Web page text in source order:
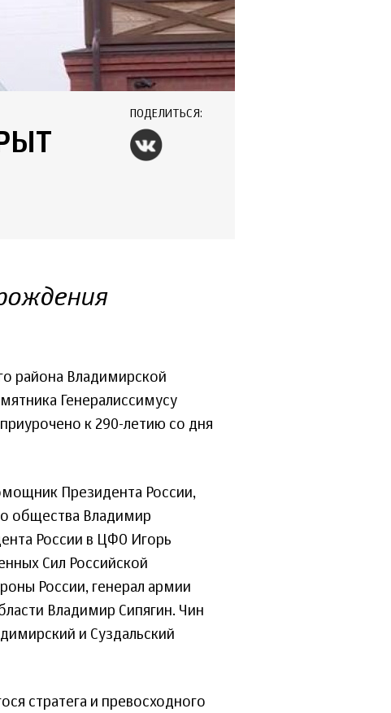
ПОДЕЛИТЬСЯ:
района Владимирской
Генералиссимусу
к 290-летию со дня
Президента России,
общества Владимир
России в ЦФО Игорь
Сил Российской
России, генерал армии
Владимир Сипягин. Чин
и Суздальский
стратега и превосходного